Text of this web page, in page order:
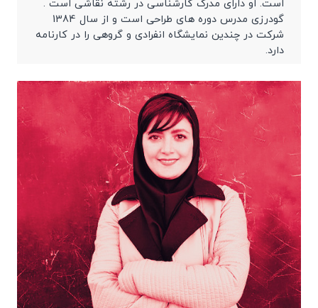
گودرزی مدرس دوره های طراحی است و از سال 1384
شرکت در چندین نمایشگاه انفرادی و گروهی را در کارنامه
دارد.